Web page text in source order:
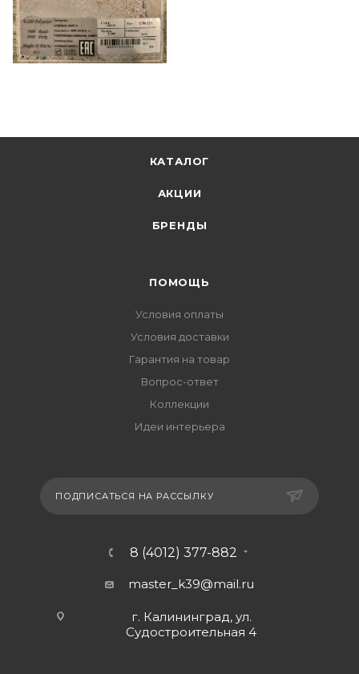
КАТАЛОГ
АКЦИИ
БРЕНДЫ
ПОМОЩЬ
Условия оплаты
Условия доставки
Гарантия на товар
Вопрос-ответ
Коллекции
Идеи интерьера
ПОДПИСАТЬСЯ НА РАССЫЛКУ
8 (4012) 377-882
master_k39@mail.ru
г. Калининград, ул.
Судостроительная 4